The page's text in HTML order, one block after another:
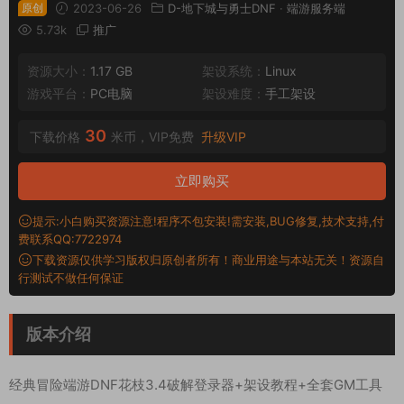
原创 2023-06-26 D-地下城与勇士DNF · 端游服务端
5.73k
推广
资源大小： 1.17 GB 架设系统： Linux
游戏平台： PC电脑 架设难度： 手工架设
下载价格 30 米币，VIP免费 升级VIP
立即购买
提示:小白购买资源注意!程序不包安装!需安装,BUG修复,技术支持,付
费联系QQ:7722974
下载资源仅供学习版权归原创者所有！商业用途与本站无关！资源自
行测试不做任何保证
版本介绍
经典冒险端游DNF花枝3.4破解登录器+架设教程+全套GM工具